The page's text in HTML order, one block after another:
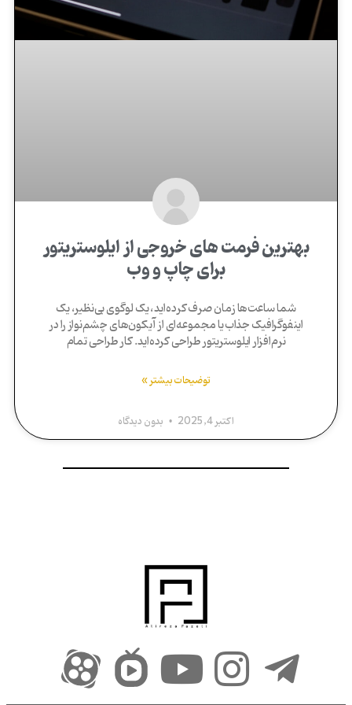
بهترین فرمت‌ های خروجی از ایلوستریتور
برای چاپ و وب
شما ساعت‌ها زمان صرف کرده‌اید، یک لوگوی بی‌نظیر، یک
اینفوگرافیک جذاب یا مجموعه‌ای از آیکون‌های چشم‌نواز را در
نرم‌افزار ایلوستریتور طراحی کرده‌اید. کار طراحی تمام
توضیحات بیشتر »
اکتبر 4, 2025 بدون دیدگاه